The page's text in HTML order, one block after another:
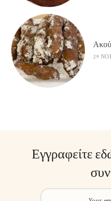
29
Εγγραφείτε